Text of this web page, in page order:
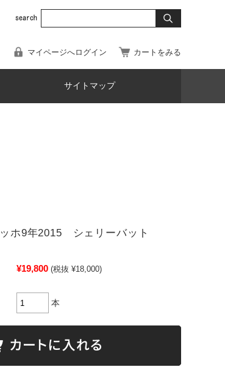
マイページへログイン カートをみる
サイトマップ
ッホ9年2015 シェリーバット
¥19,800 (税抜 ¥18,000)
本